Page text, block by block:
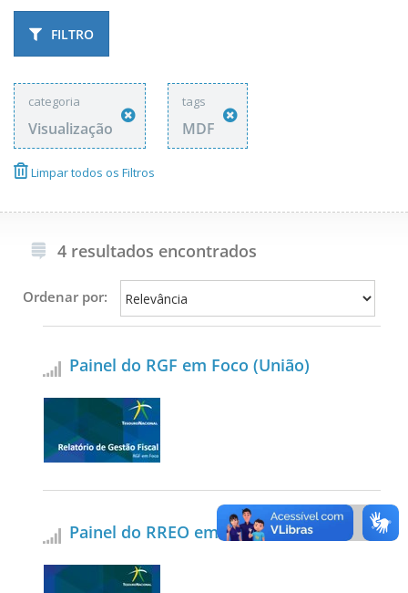
FILTRO
categoria
Visualização
tags
MDF
Limpar todos os Filtros
4 resultados encontrados
Ordenar por:
Painel do RGF em Foco (União)
Painel do RREO em Foco (União)